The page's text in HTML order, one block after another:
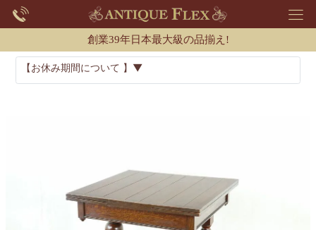
創業39年日本最大級の品揃え!
【お休み期間について 】▼